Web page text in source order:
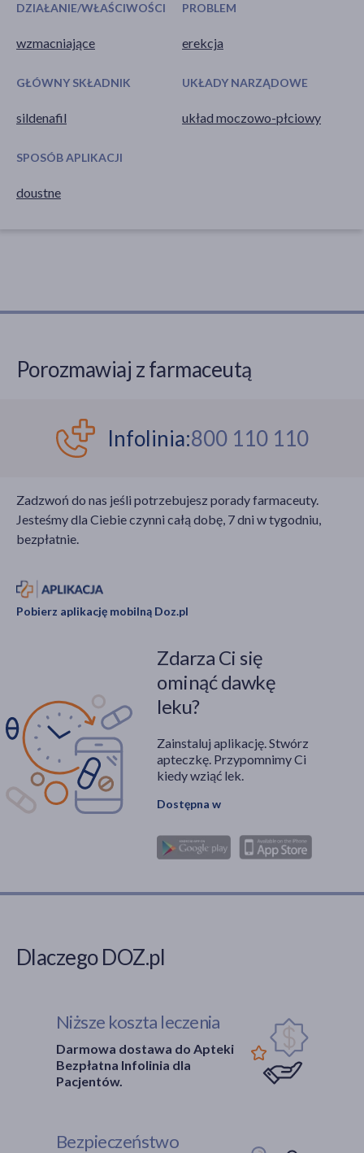
DZIAŁANIE/WŁAŚCIWOŚCI
wzmacniające
PROBLEM
erekcja
GŁÓWNY SKŁADNIK
sildenafil
UKŁADY NARZĄDOWE
układ moczowo-płciowy
SPOSÓB APLIKACJI
doustne
Porozmawiaj z farmaceutą
Infolinia:800 110 110
Zadzwoń do nas jeśli potrzebujesz porady farmaceuty.
Jesteśmy dla Ciebie czynni całą dobę, 7 dni w tygodniu,
bezpłatnie.
Pobierz aplikację mobilną Doz.pl
Zdarza Ci się
ominąć dawkę
leku?
Zainstaluj aplikację. Stwórz
apteczkę. Przypomnimy Ci
kiedy wziąć lek.
Dostępna w
Dlaczego DOZ.pl
Niższe koszta leczenia
Darmowa dostawa do Apteki
Bezpłatna Infolinia dla
Pacjentów.
Bezpieczeństwo